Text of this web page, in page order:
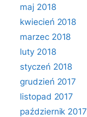
maj 2018
kwiecień 2018
marzec 2018
luty 2018
styczeń 2018
grudzień 2017
listopad 2017
październik 2017